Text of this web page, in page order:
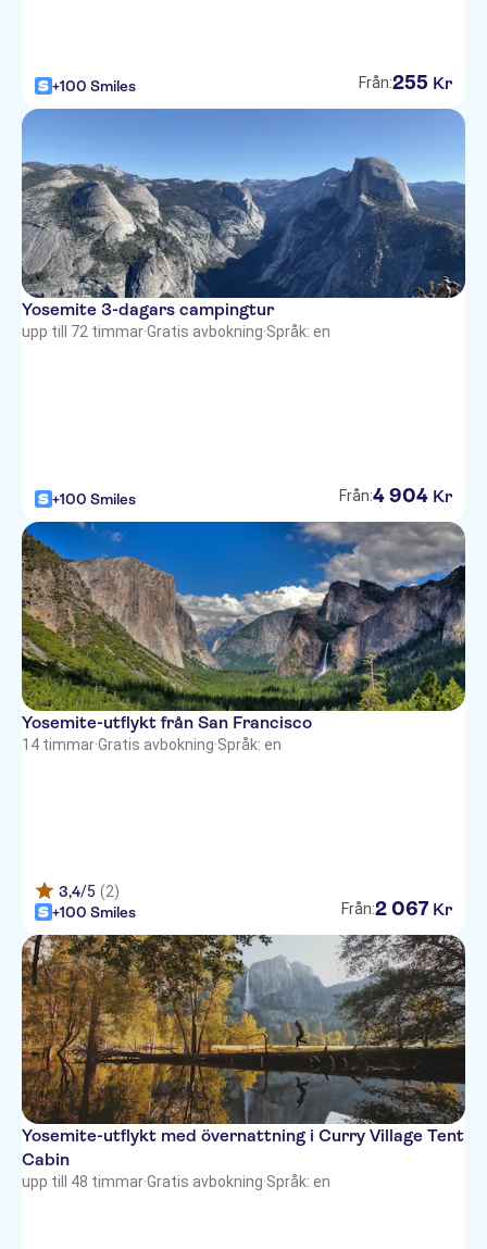
+100 Smiles Från:255 Kr
Yosemite 3-dagars campingtur
upp till 72 timmar·Gratis avbokning·Språk: en
+100 Smiles Från:4 904 Kr
Yosemite-utflykt från San Francisco
14 timmar·Gratis avbokning·Språk: en
3,4/5 (2)
+100 Smiles
Från:2 067 Kr
Yosemite-utflykt med övernattning i Curry Village Tent
Cabin
upp till 48 timmar·Gratis avbokning·Språk: en